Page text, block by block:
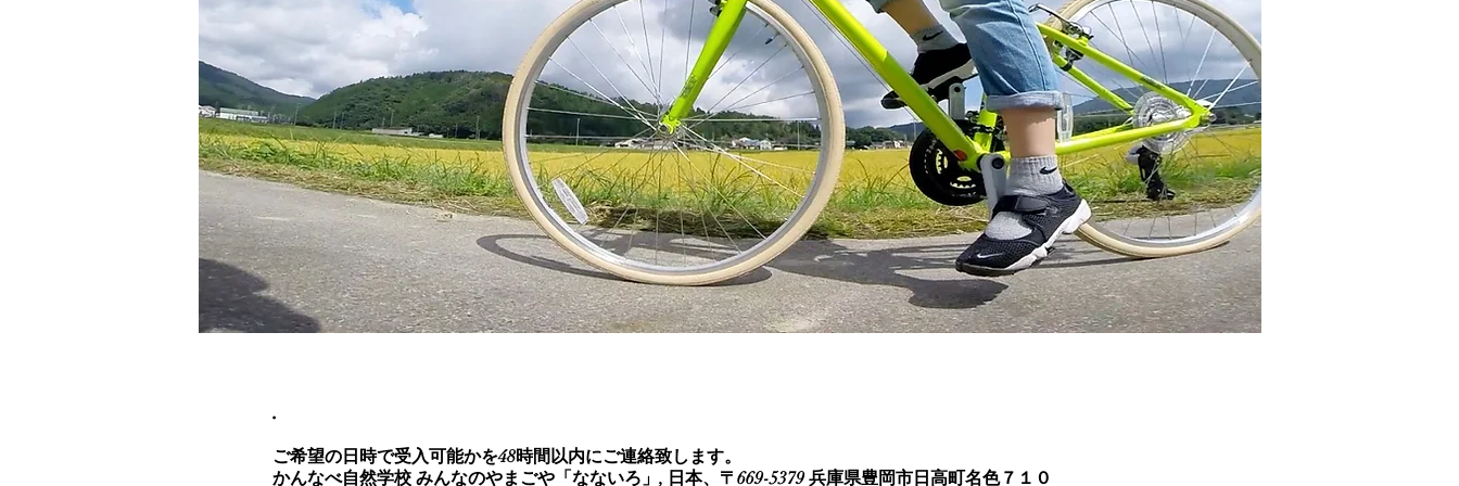
.
ご希望の日時で受入可能かを48時間以内にご連絡致します。
かんなべ自然学校 みんなのやまごや「なないろ」, 日本、〒669-5379 兵庫県豊岡市日高町名色７１０